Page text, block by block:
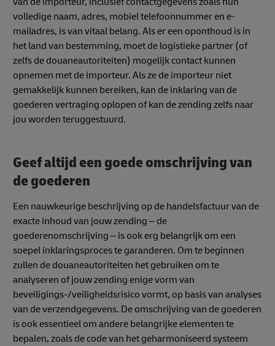
volledige naam, adres, mobiel telefoonnummer en e-
mailadres, is van vitaal belang. Als er een oponthoud is in
het land van bestemming, moet de logistieke partner (of
zelfs de douaneautoriteiten) mogelijk contact kunnen
opnemen met de importeur. Als ze de importeur niet
gemakkelijk kunnen bereiken, kan de inklaring van de
goederen vertraging oplopen of kan de zending zelfs naar
jou worden teruggestuurd.
Geef altijd een goede omschrijving van
de goederen
Een nauwkeurige beschrijving op de handelsfactuur van de
exacte inhoud van jouw zending – de
goederenomschrijving – is ook erg belangrijk om een
soepel inklaringsproces te garanderen. Om te beginnen
zullen de douaneautoriteiten het gebruiken om te
analyseren of jouw zending enige vorm van
beveiligings-/veiligheidsrisico vormt, op basis van analyses
van de verzendgegevens. De omschrijving van de goederen
is ook essentieel om andere belangrijke elementen te
bepalen, zoals de code van het geharmoniseerd systeem